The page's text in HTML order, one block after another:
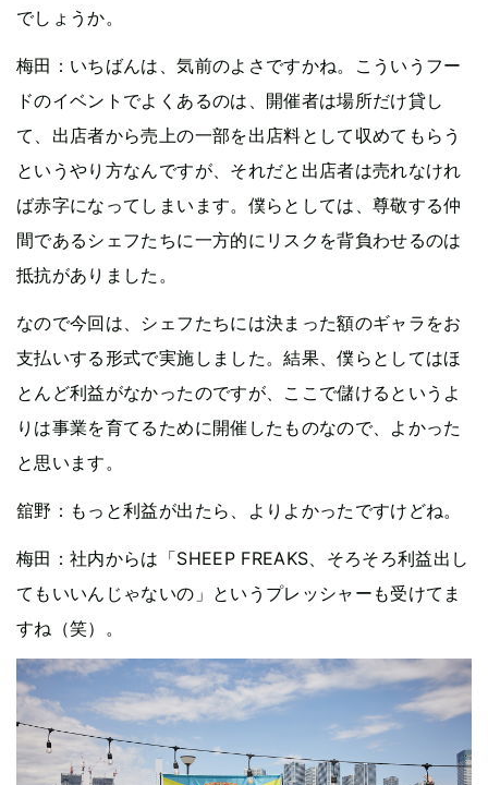
でしょうか。
梅田：いちばんは、気前のよさですかね。こういうフー
ドのイベントでよくあるのは、開催者は場所だけ貸し
て、出店者から売上の一部を出店料として収めてもらう
というやり方なんですが、それだと出店者は売れなけれ
ば赤字になってしまいます。僕らとしては、尊敬する仲
間であるシェフたちに一方的にリスクを背負わせるのは
抵抗がありました。
なので今回は、シェフたちには決まった額のギャラをお
支払いする形式で実施しました。結果、僕らとしてはほ
とんど利益がなかったのですが、ここで儲けるというよ
りは事業を育てるために開催したものなので、よかった
と思います。
舘野：もっと利益が出たら、よりよかったですけどね。
梅田：社内からは「SHEEP FREAKS、そろそろ利益出し
てもいいんじゃないの」というプレッシャーも受けてま
すね（笑）。